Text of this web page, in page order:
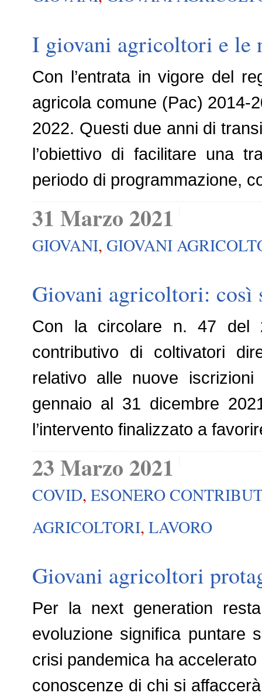
I giovani agricoltori e le
Con l’entrata in vigore del
agricola comune (Pac) 2014-
2022. Questi due anni di
l’obiettivo di facilitare una
periodo di programmazione,
31 Marzo 2021
GIOVANI, GIOVANI
Giovani agricoltori: così
Con la circolare n. 47 del
contributivo di coltivatori
relativo alle nuove
gennaio al 31 dicembre
l’intervento finalizzato a
23 Marzo 2021
COVID, ESONERO
AGRICOLTORI, LAVORO
Giovani agricoltori
Per la next generation
evoluzione significa puntare
crisi pandemica ha
conoscenze di chi si